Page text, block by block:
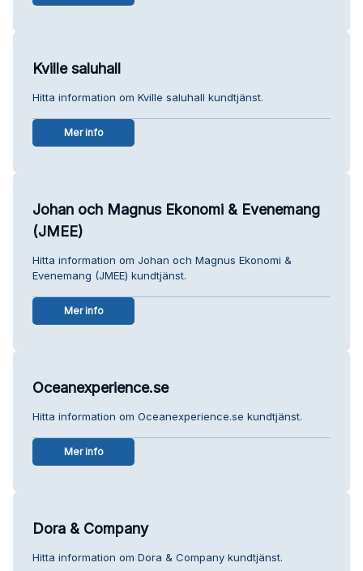
Kville saluhall
Hitta information om Kville saluhall kundtjänst.
Mer info
Johan och Magnus Ekonomi & Evenemang
(JMEE)
Hitta information om Johan och Magnus Ekonomi &
Evenemang (JMEE) kundtjänst.
Mer info
Oceanexperience.se
Hitta information om Oceanexperience.se kundtjänst.
Mer info
Dora & Company
Hitta information om Dora & Company kundtjänst.